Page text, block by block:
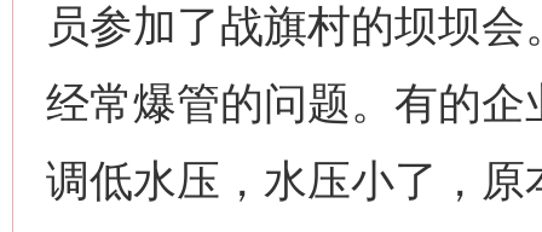
员参加了战旗村的坝坝
经常爆管的问题。有的企
调低水压，水压小了，